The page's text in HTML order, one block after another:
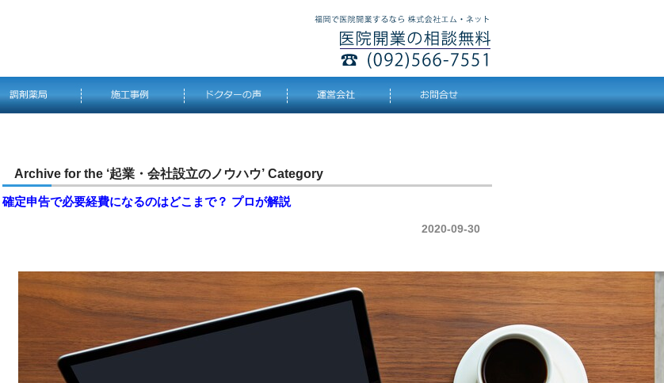
Archive for the ‘起業・会社設立のノウハウ’ Category
確定申告で必要経費になるのはどこまで？ プロが解説
2020-09-30